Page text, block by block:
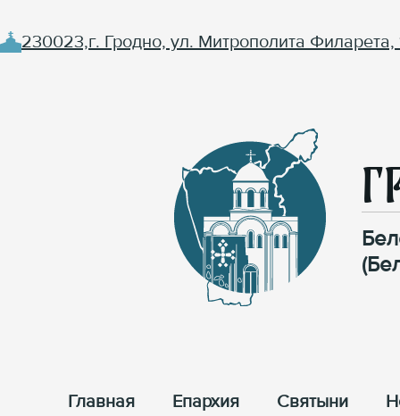
230023,г. Гродно, ул. Митрополита Филарета,
Главная Епархия Cвятыни